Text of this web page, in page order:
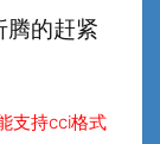
腾的赶紧
支持cci格式